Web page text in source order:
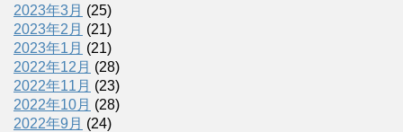
2023年3月 (25)
2023年2月 (21)
2023年1月 (21)
2022年12月 (28)
2022年11月 (23)
2022年10月 (28)
2022年9月 (24)